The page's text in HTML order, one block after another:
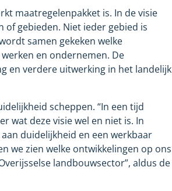
maatregelenpakket is. In de visie
gebieden. Niet ieder gebied is
samen gekeken welke
en ondernemen. De
en verdere uitwerking in het landelijk
scheppen. “In een tijd
wat deze visie wel en niet is. In
duidelijkheid en een werkbaar
we zien welke ontwikkelingen op ons
landbouwsector”, aldus de